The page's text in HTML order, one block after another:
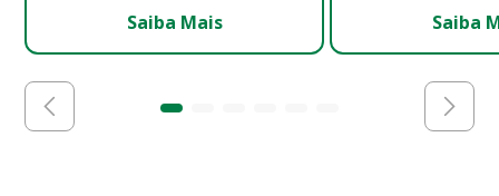
Saiba Mais Saiba